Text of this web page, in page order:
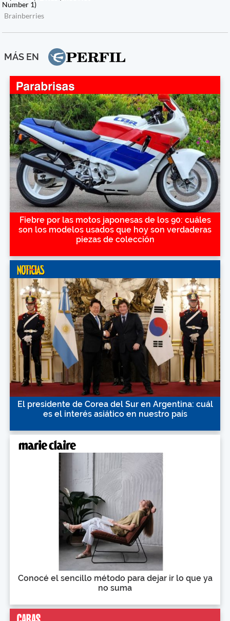
MÁS EN
Fiebre por las motos japonesas de los 90: cuáles
son los modelos usados que hoy son verdaderas
piezas de colección
El presidente de Corea del Sur en Argentina: cuál
es el interés asiático en nuestro país
Conocé el sencillo método para dejar ir lo que ya
no suma